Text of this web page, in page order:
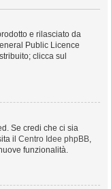
e rilasciato da
Public Licence
clicca sul
Se credi che ci sia
il Centro Idee phpBB,
funzionalità.